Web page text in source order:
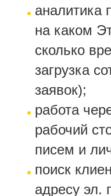
аналитика
на каком
сколько
загрузка
заявок);
работа
рабочий
писем и
поиск
адресу эл.